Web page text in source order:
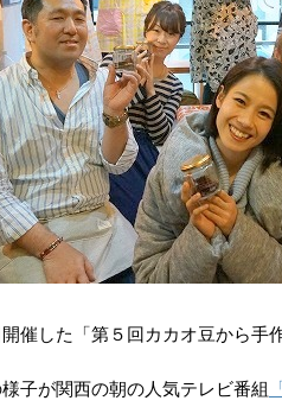
催した「第５回カカオ豆から手
子が関西の朝の人気テレビ番組